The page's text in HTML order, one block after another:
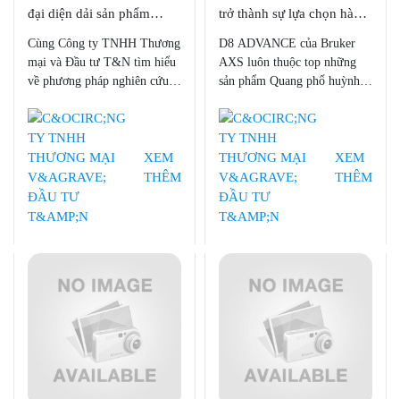
đại diện dải sản phẩm
XRD của Bruker tại Việt
Nam
Cùng Công ty TNHH Thương
mại và Đầu tư T&N tìm hiểu
về phương pháp nghiên cứu
XEM
THÊM
trở thành sự lựa chọn hàng
đầu tại Việt Nam
D8 ADVANCE của Bruker
AXS luôn thuộc top những
sản phẩm Quang phổ huỳnh
chuộng nhất tại thị trường
Việt Nam. Công ty TNHH
Thương mại và Đầu tư T&N
tự hào là nhà phân phối độc
quyền nhóm sản phẩm D8
ADVANCE tới những người
Nam.
XEM
THÊM